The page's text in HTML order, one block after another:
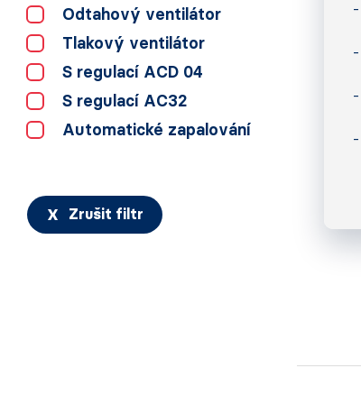
Odtahový ventilátor
Tlakový ventilátor
S regulací ACD 04
S regulací AC32
Automatické zapalování
Zrušit filtr